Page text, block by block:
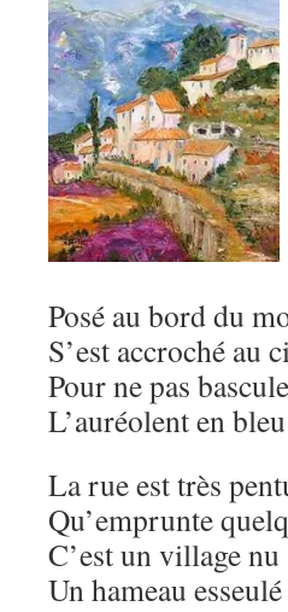
Posé au bord du
S’est accroché au
Pour ne pas
L’auréolent en
La rue est très
Qu’emprunte
C’est un village
Un hameau